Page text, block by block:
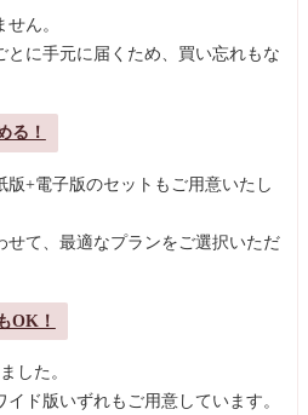
ん。
とに手元に届くため、買い忘れもな
る！
+電子版のセットもご用意いたし
せて、最適なプランをご選択いただ
OK！
した。
ド版いずれもご用意しています。